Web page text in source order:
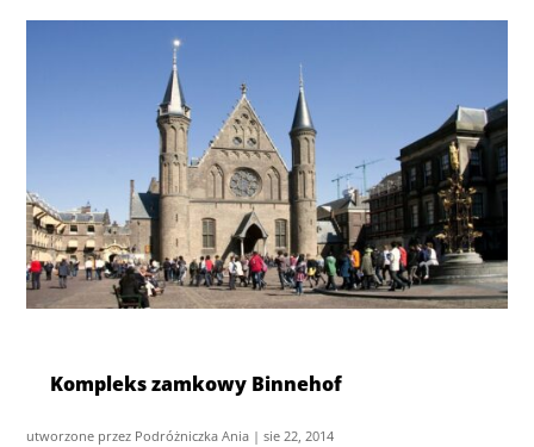
Kompleks zamkowy Binnehof
utworzone przez Podróżniczka Ania |sie 22, 2014